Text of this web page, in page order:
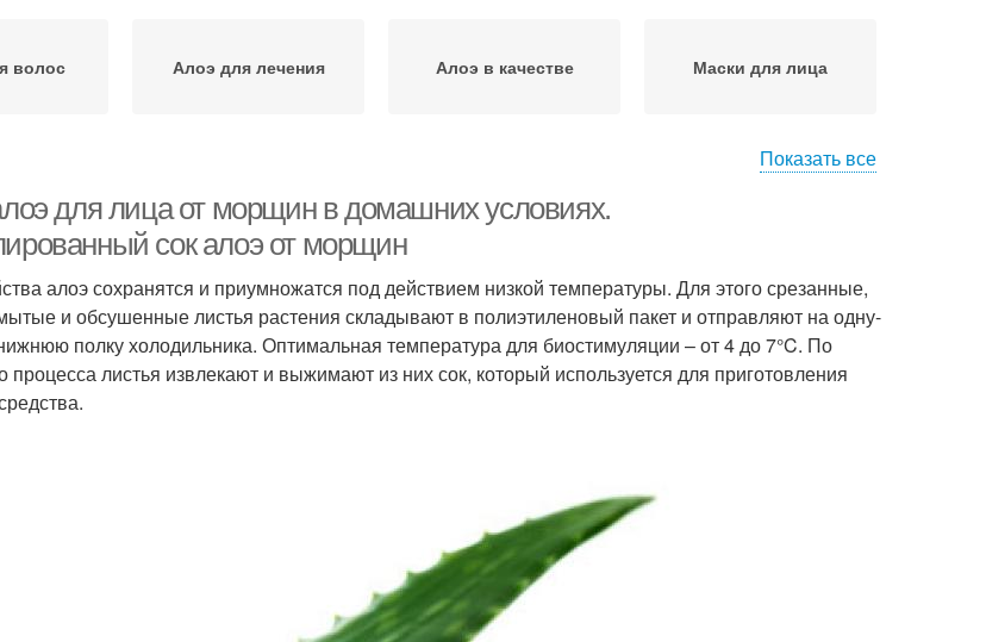
волос Алоэ для лечения Алоэ в качестве Маски для лица
Показать все
для лица от морщин в домашних условиях.
сок алоэ от морщин
алоэ сохранятся и приумножатся под действием низкой температуры. Для этого срезанные,
и обсушенные листья растения складывают в полиэтиленовый пакет и отправляют на одну-
полку холодильника. Оптимальная температура для биостимуляции – от 4 до 7°C. По
процесса листья извлекают и выжимают из них сок, который используется для приготовления